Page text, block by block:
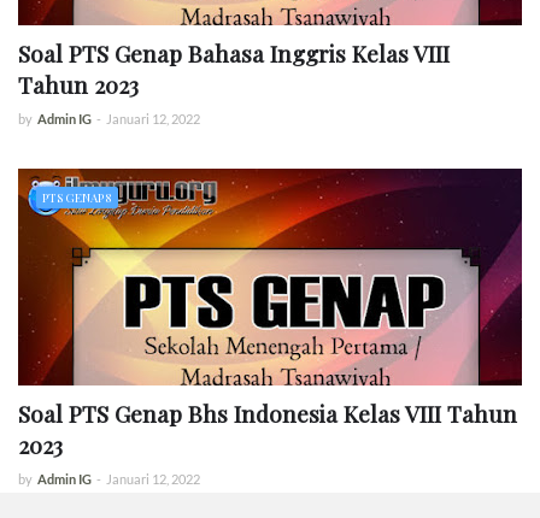
Soal PTS Genap Bahasa Inggris Kelas VIII
Tahun 2023
by Admin IG - Januari 12, 2022
PTS GENAP 8
Soal PTS Genap Bhs Indonesia Kelas VIII Tahun
2023
by Admin IG - Januari 12, 2022